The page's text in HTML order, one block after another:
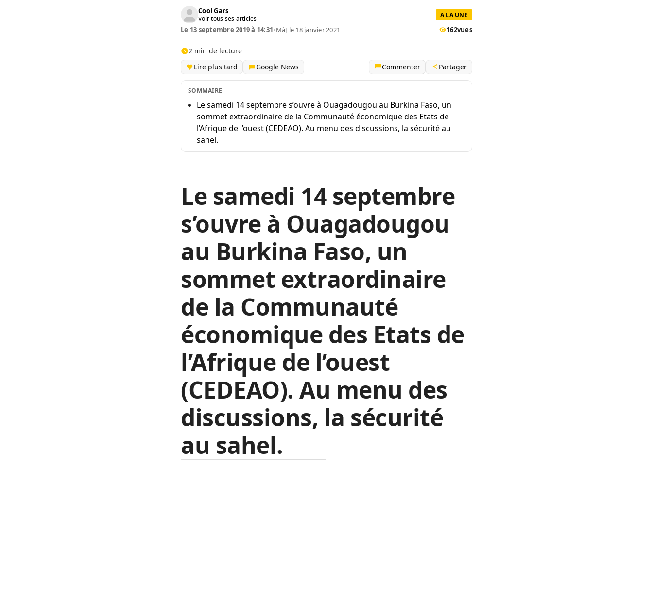
Cool Gars
Voir tous ses articles A LA UNE
Le 13 septembre 2019 à 14:31•MàJ le 18 janvier 2021 162vues
2 min de lecture
Lire plus tard
Google News Commenter Partager
SOMMAIRE
Le samedi 14 septembre s’ouvre à Ouagadougou au Burkina Faso, un
sommet extraordinaire de la Communauté économique des Etats de
l’Afrique de l’ouest (CEDEAO). Au menu des discussions, la sécurité au
sahel.
Le samedi 14 septembre
s’ouvre à Ouagadougou
au Burkina Faso, un
sommet extraordinaire
de la Communauté
économique des Etats de
l’Afrique de l’ouest
(CEDEAO). Au menu des
discussions, la sécurité
au sahel.